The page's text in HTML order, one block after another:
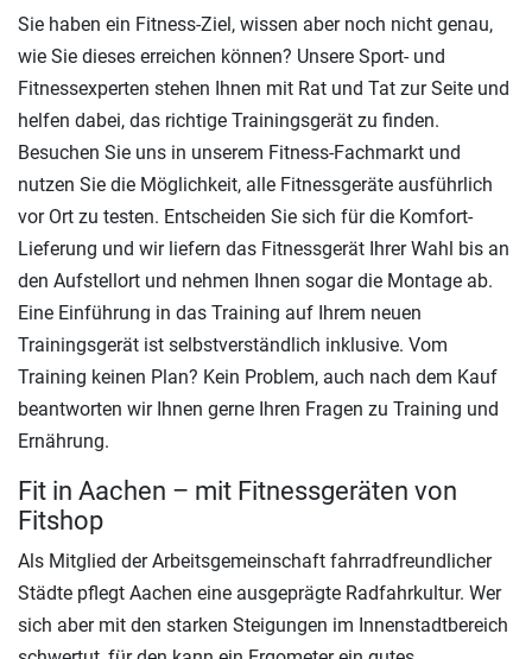
Sie haben ein Fitness-Ziel, wissen aber noch nicht genau,
wie Sie dieses erreichen können? Unsere Sport- und
Fitnessexperten stehen Ihnen mit Rat und Tat zur Seite und
helfen dabei, das richtige Trainingsgerät zu finden.
Besuchen Sie uns in unserem Fitness-Fachmarkt und
nutzen Sie die Möglichkeit, alle Fitnessgeräte ausführlich
vor Ort zu testen. Entscheiden Sie sich für die Komfort-
Lieferung und wir liefern das Fitnessgerät Ihrer Wahl bis an
den Aufstellort und nehmen Ihnen sogar die Montage ab.
Eine Einführung in das Training auf Ihrem neuen
Trainingsgerät ist selbstverständlich inklusive. Vom
Training keinen Plan? Kein Problem, auch nach dem Kauf
beantworten wir Ihnen gerne Ihren Fragen zu Training und
Ernährung.
Fit in Aachen – mit Fitnessgeräten von
Fitshop
Als Mitglied der Arbeitsgemeinschaft fahrradfreundlicher
Städte pflegt Aachen eine ausgeprägte Radfahrkultur. Wer
sich aber mit den starken Steigungen im Innenstadtbereich